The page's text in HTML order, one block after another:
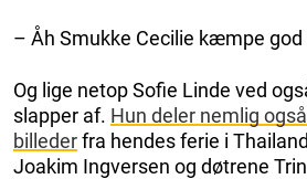
– Åh Smukke Cecilie kæmpe god
Og lige netop Sofie Linde ved
slapper af. Hun deler nemlig
billederfra hendes ferie i
Joakim Ingversen og døtrene